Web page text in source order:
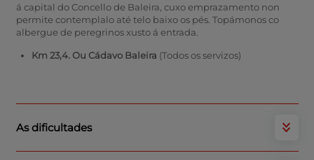
á capital do Concello de Baleira, cuxo emprazamento non
permite contemplalo até telo baixo os pés. Topámonos co
albergue de peregrinos xusto á entrada.
Km 23,4. Ou Cádavo Baleira (Todos os servizos)
As dificultades